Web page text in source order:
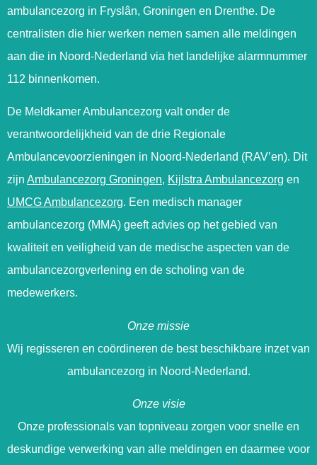
ambulancezorg in Fryslân, Groningen en Drenthe. De
centralisten die hier werken nemen samen alle meldingen
aan die in Noord-Nederland via het landelijke alarmnummer
112 binnenkomen.
De Meldkamer Ambulancezorg valt onder de
verantwoordelijkheid van de drie Regionale
Ambulancevoorzieningen in Noord-Nederland (RAV’en). Dit
zijn Ambulancezorg Groningen, Kijlstra Ambulancezorg en
UMCG Ambulancezorg. Een medisch manager
ambulancezorg (MMA) geeft advies op het gebied van
kwaliteit en veiligheid van de medische aspecten van de
ambulancezorgverlening en de scholing van de
medewerkers.
Onze missie
Wij regisseren en coördineren de best beschikbare inzet van
ambulancezorg in Noord-Nederland.
Onze visie
Onze professionals van topniveau zorgen voor snelle en
deskundige verwerking van alle meldingen en daarmee voor